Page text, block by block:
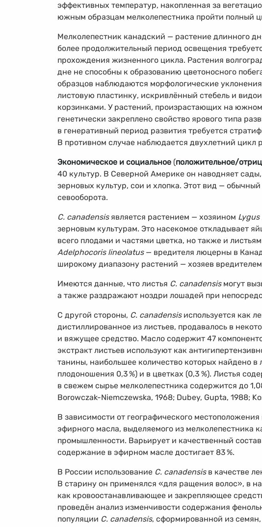
эффективных температур, накопленная за
южным образцам мелколепестника пройти полный
Мелколепестник канадский — растение длинного
более продолжительный период освещения
прохождения жизненного цикла. Растения
дне не способны к образованию цветоносного
образцов наблюдаются морфологические
листовую пластинку, искривлённый стебель и
корзинками. У растений, произрастающих на
генетически закреплено свойство ярового типа
в генеративный период развития требуется
В противном случае наблюдается двухлетний цикл
Экономическое и социальное (положительное/
40 культур. В Северной Америке он наводняет
зерновых культур, сои и хлопка. Этот вид —
севооборота.
C. canadensisявляется растением — хозяином
зерновым культурам. Это насекомое откладывает
всего плодами и частями цветка, но также и
Adelphocoris lineolatus— вредителя люцерны в
широкому диапазону растений — хозяев вредителем
Имеются данные, что листья C. canadensisмогут
а также раздражают ноздри лошадей при
С другой стороны, C. canadensisиспользуется как
дистиллированное из листьев, продавалось в
и вяжущее средство. Масло содержит 47
экстракт листьев используют как
танины, наибольшее количество которых найдено в
плодоношения 0,3%) и в цветках (0,3 %). Листья
в свежем сырье мелколепестника содержится до
Borowczak-Niemczewska, 1968; Dubey, Gupta, 1988;
В зависимости от географического
эфирного масла, выделяемого из мелколепестника
промышленности. Варьирует и качественный
содержание в эфирном масле достигает 83%.
В России использование C. canadensisв качестве
В старину он применялся «для ращения волос», в
как кровоостанавливающее и закрепляющее
проведён анализ изменчивости содержания
популяции C. canadensis, сформированной из